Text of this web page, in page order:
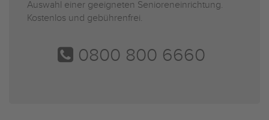
Auswahl einer geeigneten Senioreneinrichtung.
Kostenlos und gebührenfrei.
0800 800 6660